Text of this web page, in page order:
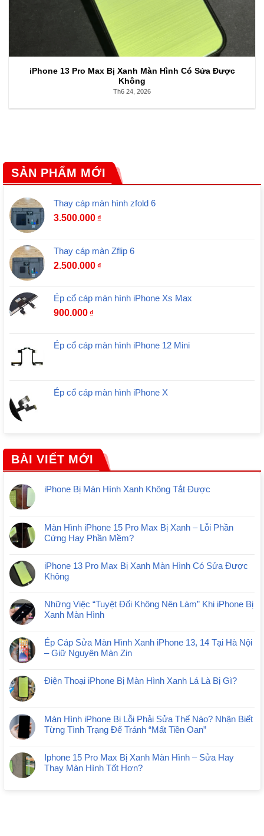
iPhone 13 Pro Max Bị Xanh Màn Hình Có Sửa Được
Không
Th6 24, 2026
SẢN PHẨM MỚI
Thay cáp màn hình zfold 6
3.500.000 ₫
Thay cáp màn Zflip 6
2.500.000 ₫
Ép cổ cáp màn hình iPhone Xs Max
900.000 ₫
Ép cổ cáp màn hình iPhone 12 Mini
Ép cổ cáp màn hình iPhone X
BÀI VIẾT MỚI
iPhone Bị Màn Hình Xanh Không Tắt Được
Màn Hình iPhone 15 Pro Max Bị Xanh – Lỗi Phần
Cứng Hay Phần Mềm?
iPhone 13 Pro Max Bị Xanh Màn Hình Có Sửa Được
Không
Những Việc “Tuyệt Đối Không Nên Làm” Khi iPhone Bị
Xanh Màn Hình
Ép Cáp Sửa Màn Hình Xanh iPhone 13, 14 Tại Hà Nội
– Giữ Nguyên Màn Zin
Điện Thoại iPhone Bị Màn Hình Xanh Lá Là Bị Gì?
Màn Hình iPhone Bị Lỗi Phải Sửa Thế Nào? Nhận Biết
Từng Tình Trạng Để Tránh “Mất Tiền Oan”
Iphone 15 Pro Max Bị Xanh Màn Hình – Sửa Hay
Thay Màn Hình Tốt Hơn?